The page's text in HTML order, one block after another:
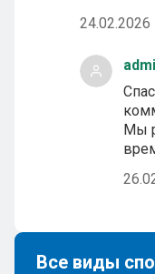
24.02.2026
Мы
Все виды